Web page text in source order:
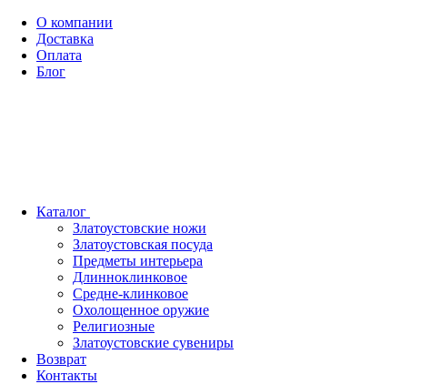
О компании
Доставка
Оплата
Блог
Каталог
Златоустовские ножи
Златоустовская посуда
Предметы интерьера
Длинноклинковое
Средне-клинковое
Охолощенное оружие
Религиозные
Златоустовские сувениры
Возврат
Контакты